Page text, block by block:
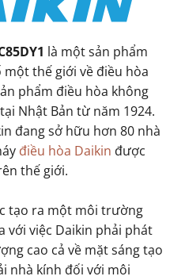
là một sản phẩm
thế giới về điều hòa
phẩm điều hòa không
Nhật Bản từ năm 1924.
đang sở hữu hơn 80 nhà
điều hòa Daikin được
thế giới.
tạo ra một môi trường
với việc Daikin phải phát
cao cả về mặt sáng tạo
nhà kính đối với môi